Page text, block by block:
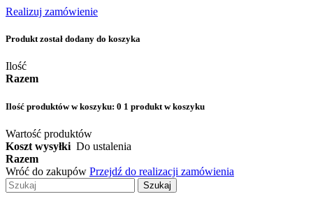
Realizuj zamówienie
Produkt został dodany do koszyka
Ilość
Razem
Ilość produktów w koszyku: 0 1 produkt w koszyku
Wartość produktów
Koszt wysyłki Do ustalenia
Razem
Wróć do zakupów Przejdź do realizacji zamówienia
Szukaj